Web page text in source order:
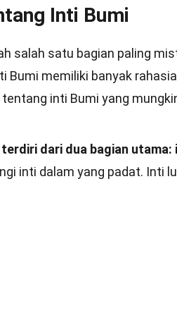
Inti Bumi
salah satu bagian paling
Bumi memiliki banyak
inti Bumi yang
dari dua bagian
inti dalam yang padat. Inti